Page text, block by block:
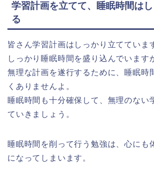
学習計画を立てて、睡眠時間は
る
皆さん学習計画はしっかり立てていま
しっかり睡眠時間を盛り込んでいます
無理な計画を遂行するために、睡眠時
くありませんよ。
睡眠時間も十分確保して、無理のない
ていきましょう。
睡眠時間を削って行う勉強は、心にも
になってしまいます。